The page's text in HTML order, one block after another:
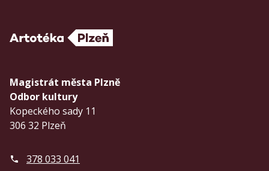
Magistrát města Plzně
Odbor kultury
Kopeckého sady 11
306 32 Plzeň
378 033 041